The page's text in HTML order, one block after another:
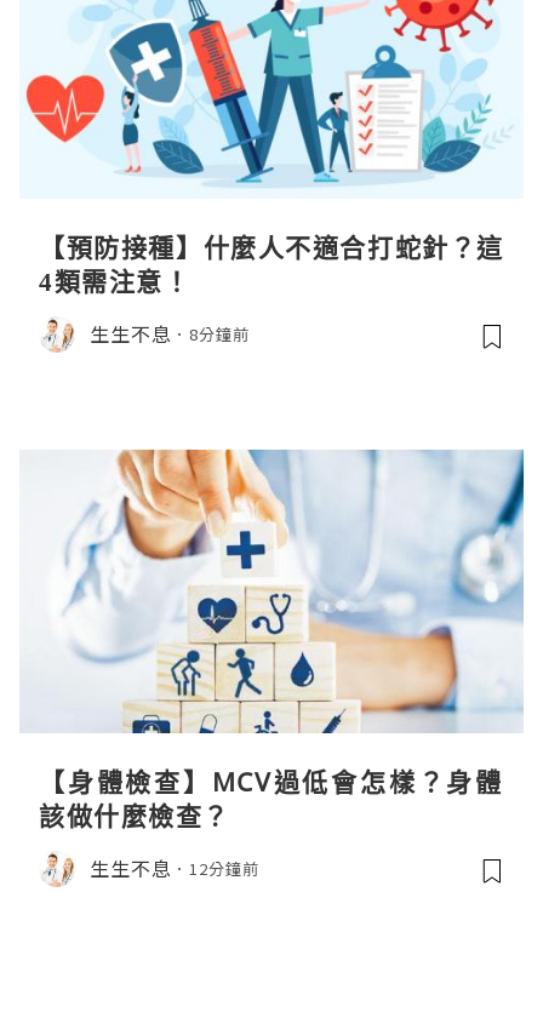
【預防接種】什麼人不適合打蛇針？這
4類需注意！
生生不息 8分鐘前
【身體檢查】MCV過低會怎樣？身體
該做什麼檢查？
生生不息 12分鐘前